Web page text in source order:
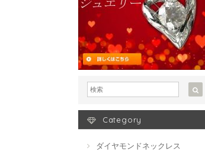
Category
ダイヤモンドネックレス